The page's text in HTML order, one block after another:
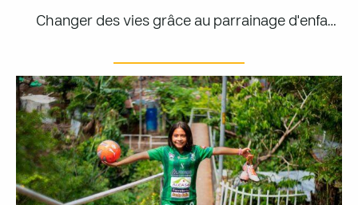
Changer des vies grâce au parrainage d'enfants